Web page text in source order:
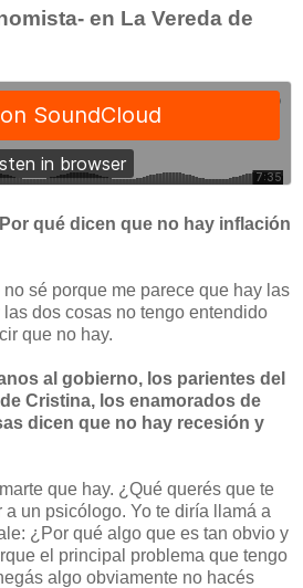
en La Vereda de
qué dicen que no hay inflación
sé porque me parece que hay las
dos cosas no tengo entendido
que no hay.
al gobierno, los parientes del
Cristina, los enamorados de
dicen que no hay recesión y
que hay. ¿Qué querés que te
un psicólogo. Yo te diría llamá a
¿Por qué algo que es tan obvio y
el principal problema que tengo
algo obviamente no hacés